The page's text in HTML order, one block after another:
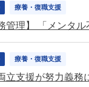
療養・復職支援
管理】 「メンタ
療養・復職支援
立支援が努力義